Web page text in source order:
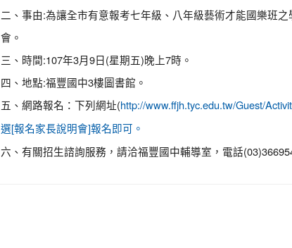
二、事由:為讓全市有意報考七年級、八年級藝術才能國樂班
會。
三、時間:107年3月9日(星期五)晚上7時。
四、地點:福豐國中3樓圖書館。
五、網路報名：下列網址( http://www.ffjh.tyc.edu.tw/Guest/
選[報名家長說明會]報名即可。
六、有關招生諮詢服務，請洽福豐國中輔導室，電話